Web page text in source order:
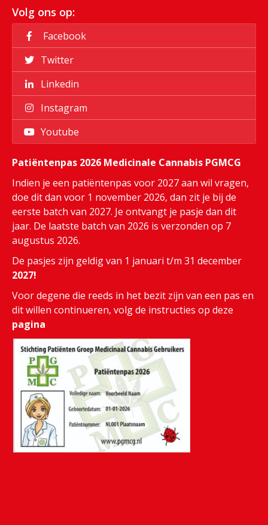
Volg ons op:
Facebook
Twitter
Linkedin
Instagram
Youtube
Patiëntenpas 2026 Medicinale Cannabis PGMCG
Indien je een patiëntenpas voor 2027 aan wil vragen,
doe dit dan voor 1 november 2026, dan zit je bij de
eerste batch van 2027. Je ontvangt je pasje dan dit
jaar. De laatste batch van 2026 is verzonden op 7
augustus 2026.
De pasjes zijn geldig van 1 januari t/m 31 december
2027!
Voor degene die reeds in het bezit zijn van een pas en
dit willen continueren, volg de instructies op deze
pagina